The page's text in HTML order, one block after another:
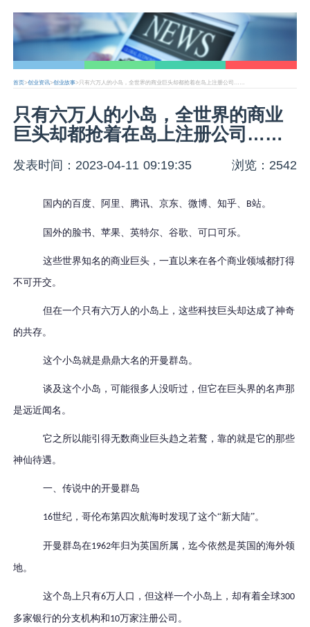
首页>创业资讯>创业故事>只有六万人的小岛，全世界的商业巨头却都抢着在岛上注册公司……
只有六万人的小岛，全世界的商业
巨头却都抢着在岛上注册公司……
发表时间：2023-04-11 09:19:35 浏览：2542
国内的百度、阿里、腾讯、京东、微博、知乎、 B站。
国外的脸书、苹果、英特尔、谷歌、可口可乐。
这些世界知名的商业巨头，一直以来在各个商业领域都打得
不可开交。
但在一个只有六万人的小岛上，这些科技巨头却达成了神奇
的共存。
这个小岛就是鼎鼎大名的开曼群岛。
谈及这个小岛，可能很多人没听过，但它在巨头界的名声那
是远近闻名。
它之所以能引得无数商业巨头趋之若鹜，靠的就是它的那些
神仙待遇。
一、传说中的开曼群岛
16世纪，哥伦布第四次航海时发现了这个“新大陆”。
开曼群岛在1962年归为英国所属，迄今依然是英国的海外领
地。
这个岛上只有6万人口，但这样一个小岛上，却有着全球300
多家银行的分支机构和 10万家注册公司。